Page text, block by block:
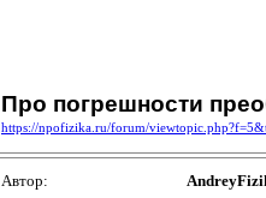
Про погрешности
https://npofizika.ru/forum/
Автор: